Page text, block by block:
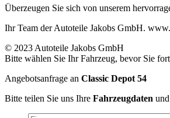
Überzeugen Sie sich von unserem
Ihr Team der Autoteile Jakobs GmbH.
© 2023 Autoteile Jakobs GmbH
Bitte wählen Sie Ihr Fahrzeug, bevor Sie
Angebotsanfrage an Classic Depot 54
Bitte teilen Sie uns Ihre Fahrzeugdaten